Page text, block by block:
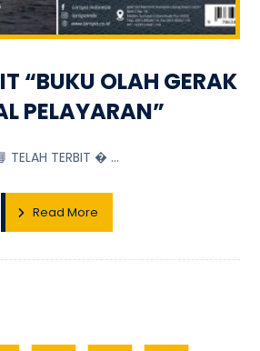
“BUKU OLAH GERAK
PELAYARAN”
TELAH TERBIT � ...
Read More